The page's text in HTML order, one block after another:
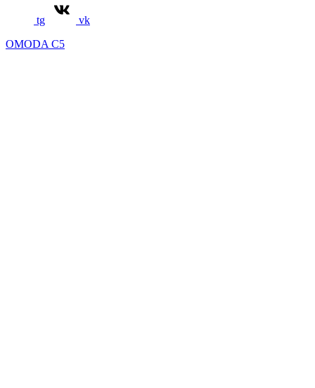
tg
vk
OMODA C5